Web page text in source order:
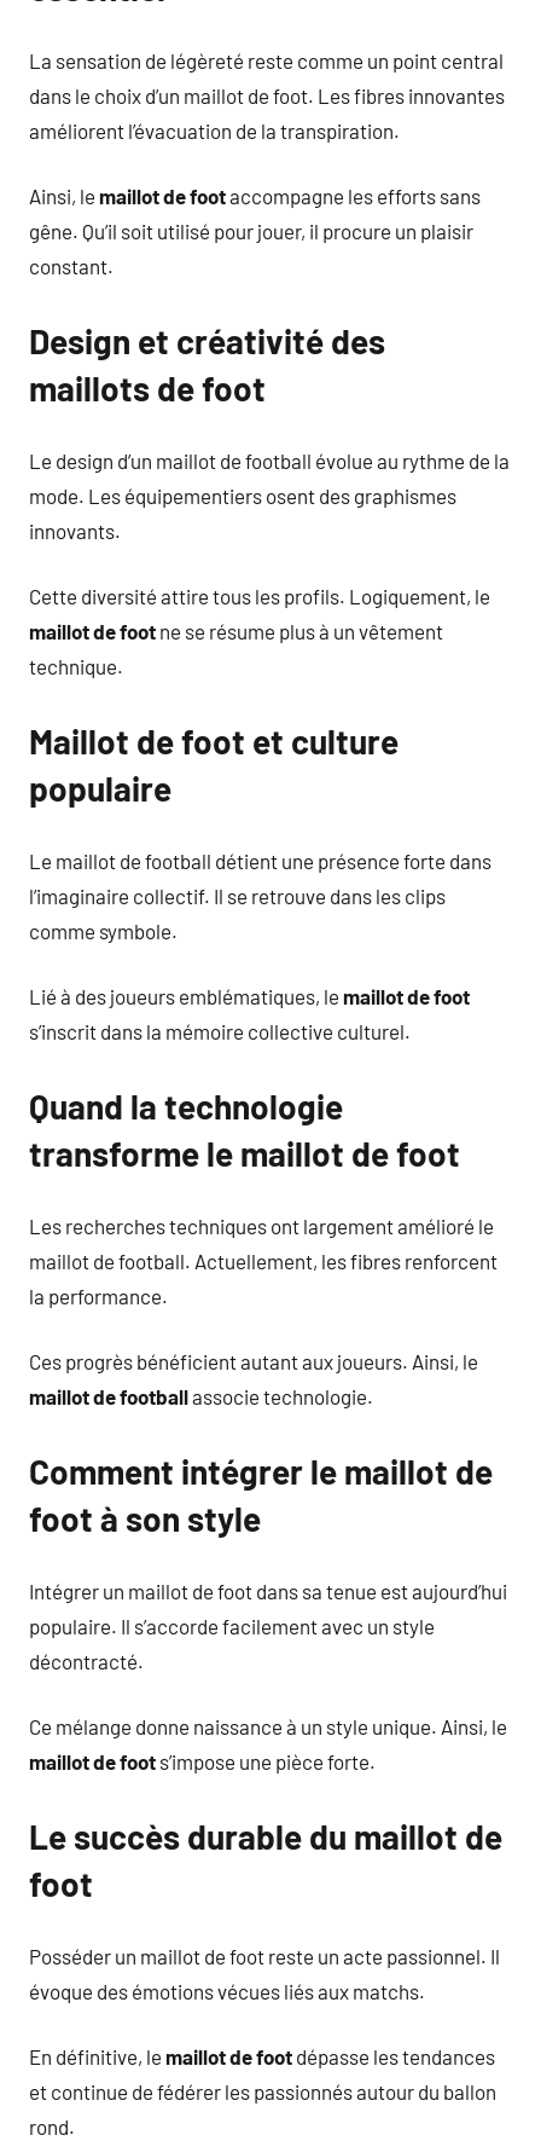
La sensation de légèreté reste comme un point central
dans le choix d’un maillot de foot. Les fibres innovantes
améliorent l’évacuation de la transpiration.
Ainsi, le maillot de footaccompagne les efforts sans
gêne. Qu’il soit utilisé pour jouer, il procure un plaisir
constant.
Design et créativité des
maillots de foot
Le design d’un maillot de football évolue au rythme de la
mode. Les équipementiers osent des graphismes
innovants.
Cette diversité attire tous les profils. Logiquement, le
maillot de foot ne se résume plus à un vêtement
technique.
Maillot de foot et culture
populaire
Le maillot de football détient une présence forte dans
l’imaginaire collectif. Il se retrouve dans les clips
comme symbole.
Lié à des joueurs emblématiques, le maillot de foot
s’inscrit dans la mémoire collective culturel.
Quand la technologie
transforme le maillot de foot
Les recherches techniques ont largement amélioré le
maillot de football. Actuellement, les fibres renforcent
la performance.
Ces progrès bénéficient autant aux joueurs. Ainsi, le
maillot de footballassocie technologie.
Comment intégrer le maillot de
foot à son style
Intégrer un maillot de foot dans sa tenue est aujourd’hui
populaire. Il s’accorde facilement avec un style
décontracté.
Ce mélange donne naissance à un style unique. Ainsi, le
maillot de foot s’impose une pièce forte.
Le succès durable du maillot de
foot
Posséder un maillot de foot reste un acte passionnel. Il
évoque des émotions vécues liés aux matchs.
En définitive, le maillot de foot dépasse les tendances
et continue de fédérer les passionnés autour du ballon
rond.